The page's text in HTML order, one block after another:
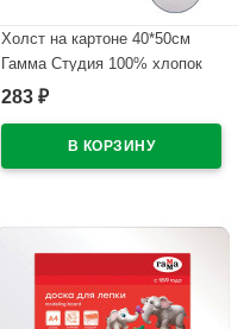
Холст на картоне 40*50см
Гамма Студия 100% хлопок
280г/м мелкое зерно
283 ₽